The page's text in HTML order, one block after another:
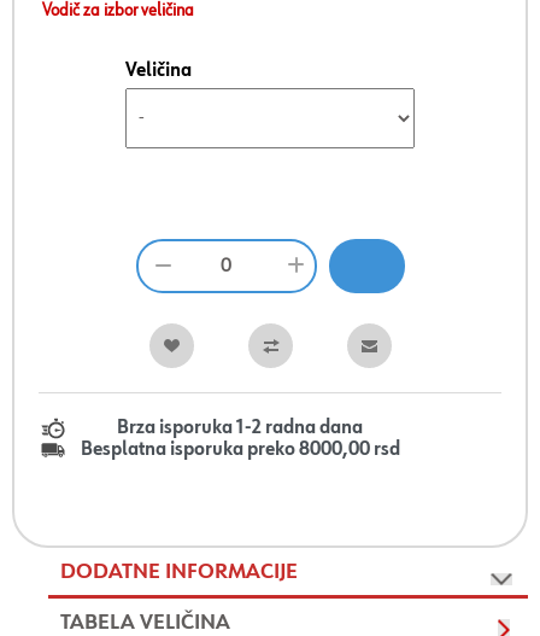
Vodič za izbor veličina
Veličina
Brza isporuka 1-2 radna dana
Besplatna isporuka preko 8000,00 rsd
DODATNE INFORMACIJE
TABELA VELIČINA